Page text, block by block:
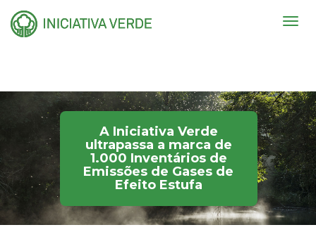
A Iniciativa Verde
ultrapassa a marca de
1.000 Inventários de
Emissões de Gases de
Efeito Estufa